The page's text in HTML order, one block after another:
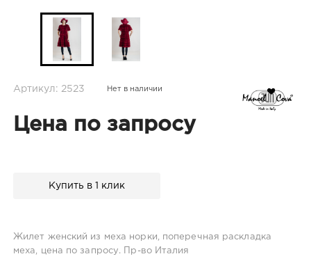
Артикул: 2523 Нет в наличии
Цена по запросу
Купить в 1 клик
Жилет женский из меха норки, поперечная раскладка
меха, цена по запросу. Пр-во Италия